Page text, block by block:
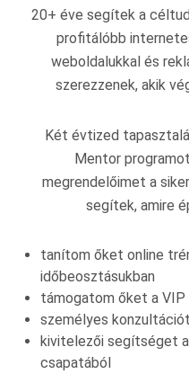
20+ éve segítek a
profitálóbb
weboldalukkal és
szerezzenek, akik
Két évtized
Mentor
megrendelőimet a
segítek, amire
tanítom őket online
időbeosztásukban
támogatom őket a
személyes
kivitelezői segítséget
csapatából